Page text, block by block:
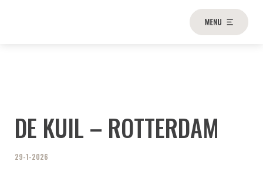
DE KUIL – ROTTERDAM
29-1-2026